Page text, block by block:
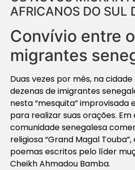
AFRICANOS DO SUL
Convívio entre
migrantes
Duas vezes por mês, na
dezenas de imigrantes
nesta “mesquita”
para realizar suas orações.
comunidade senegalesa
religiosa “Grand Magal
poemas escritos pelo líder
Cheikh Ahmadou Bamba.